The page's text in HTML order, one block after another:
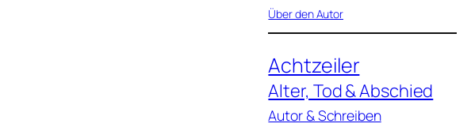
Über den Autor
Achtzeiler
Alter, Tod & Abschied
Autor & Schreiben